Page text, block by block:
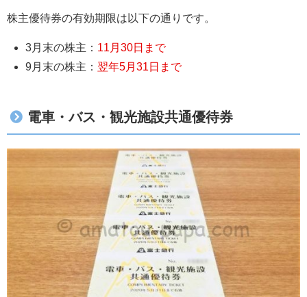
株主優待券の有効期限は以下の通りです。
3月末の株主： 11月30日まで
9月末の株主： 翌年5月31日まで
電車・バス・観光施設共通優待券